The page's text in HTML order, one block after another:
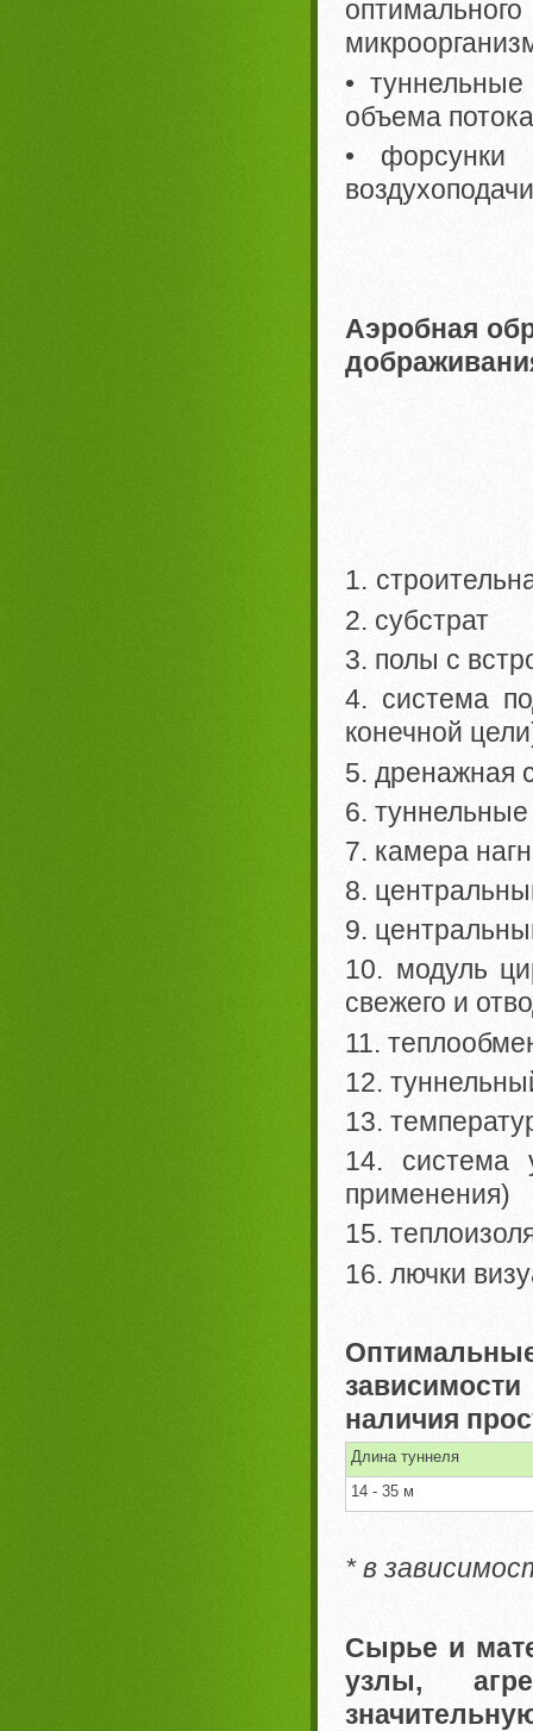
•
объема
• форсунки
Аэробная
1.
2. субстрат
3. полы с
4. система
конечной
5. дренажная
6.
7. камера
8.
9.
10. модуль
свежего и
11.
12.
13.
14. система
применения)
15.
16. лючки
наличия
Длина туннеля
14 - 35 м
* в
Сырье и
узлы,